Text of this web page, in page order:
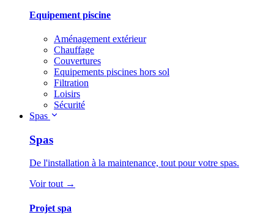
Equipement piscine
Aménagement extérieur
Chauffage
Couvertures
Equipements piscines hors sol
Filtration
Loisirs
Sécurité
Spas
Spas
De l'installation à la maintenance, tout pour votre spas.
Voir tout →
Projet spa